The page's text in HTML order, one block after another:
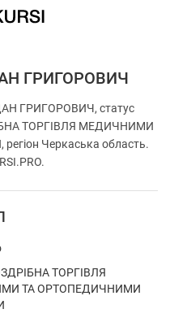
ГРИГОРОВИЧ
ГРИГОРОВИЧ, статус
ТОРГІВЛЯ МЕДИЧНИМИ
Черкаська область.
ТОРГІВЛЯ
ТА ОРТОПЕДИЧНИМИ